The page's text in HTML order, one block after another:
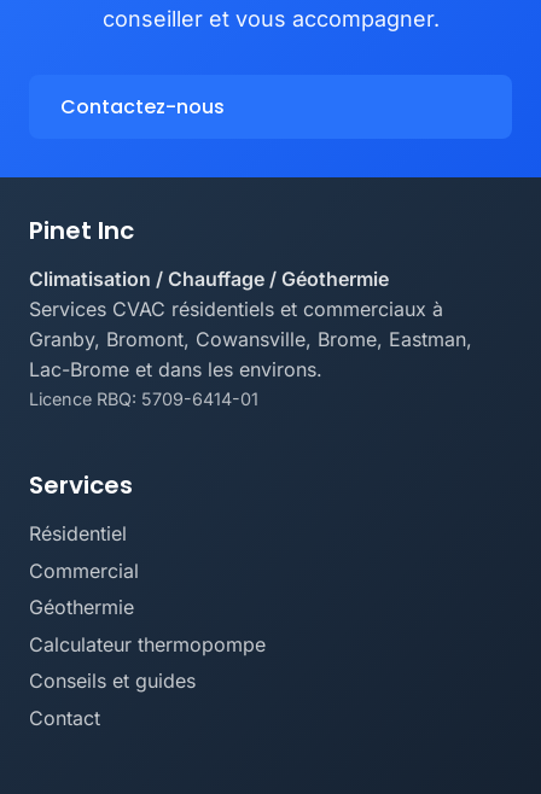
conseiller et vous accompagner.
Contactez-nous
Pinet Inc
Climatisation / Chauffage / Géothermie
Services CVAC résidentiels et commerciaux à
Granby, Bromont, Cowansville, Brome, Eastman,
Lac-Brome et dans les environs.
Licence RBQ: 5709-6414-01
Services
Résidentiel
Commercial
Géothermie
Calculateur thermopompe
Conseils et guides
Contact